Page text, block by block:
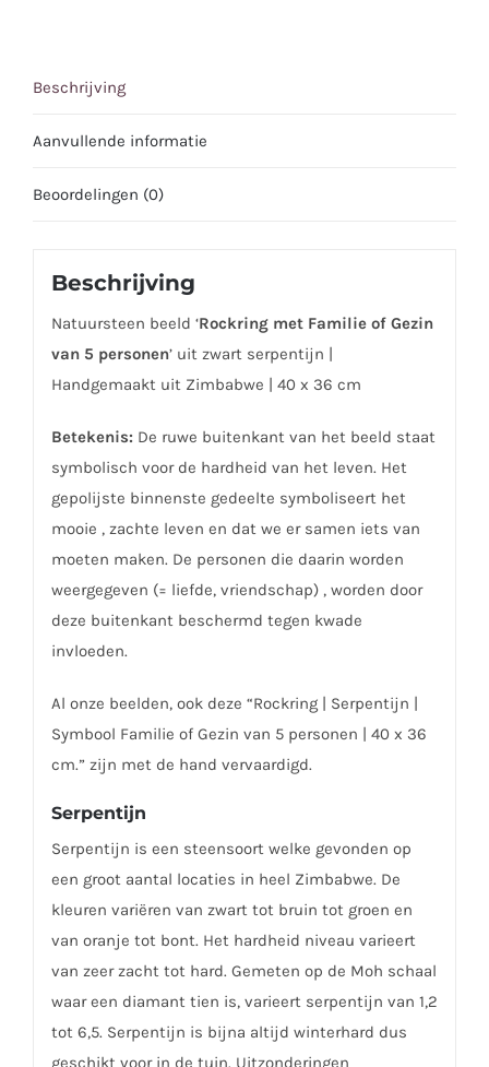
40
cm.
Beschrijving
Aanvullende informatie
Beoordelingen (0)
Beschrijving
Natuursteen beeld ‘Rockring met Familie of Gezin
van 5 personen’ uit zwart serpentijn |
Handgemaakt uit Zimbabwe | 40 x 36 cm
Betekenis: De ruwe buitenkant van het beeld staat
symbolisch voor de hardheid van het leven. Het
gepolijste binnenste gedeelte symboliseert het
mooie , zachte leven en dat we er samen iets van
moeten maken. De personen die daarin worden
weergegeven (= liefde, vriendschap) , worden door
deze buitenkant beschermd tegen kwade
invloeden.
Al onze beelden, ook deze “Rockring | Serpentijn |
Symbool Familie of Gezin van 5 personen | 40 x 36
cm.” zijn met de hand vervaardigd.
Serpentijn
Serpentijn is een steensoort welke gevonden op
een groot aantal locaties in heel Zimbabwe. De
kleuren variëren van zwart tot bruin tot groen en
van oranje tot bont. Het hardheid niveau varieert
van zeer zacht tot hard. Gemeten op de Moh schaal
waar een diamant tien is, varieert serpentijn van 1,2
tot 6,5. Serpentijn is bijna altijd winterhard dus
geschikt voor in de tuin. Uitzonderingen